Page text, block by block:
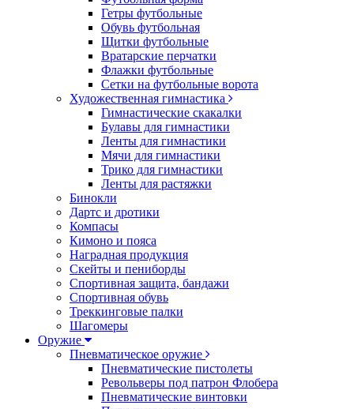
Гетры футбольные
Обувь футбольная
Щитки футбольные
Вратарские перчатки
Флажки футбольные
Сетки на футбольные ворота
Художественная гимнастика
Гимнастические скакалки
Булавы для гимнастики
Ленты для гимнастики
Мячи для гимнастики
Трико для гимнастики
Ленты для растяжки
Бинокли
Дартс и дротики
Компасы
Кимоно и пояса
Наградная продукция
Скейты и пениборды
Спортивная защита, бандажи
Спортивная обувь
Треккинговые палки
Шагомеры
Оружие
Пневматическое оружие
Пневматические пистолеты
Револьверы под патрон Флобера
Пневматические винтовки